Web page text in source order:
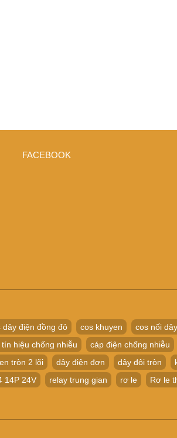
FACEBOOK
dây điện đồng đỏ cos khuyen cos nối
tín hiệu chống nhiễu cáp điện chống nhiễu
tròn 2 lõi dây điện đơn dây đôi tròn
14P 24V relay trung gian rơ le Rơ le